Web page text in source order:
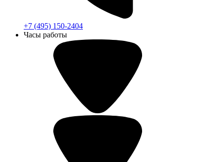
+7 (495) 150-2404
Часы работы